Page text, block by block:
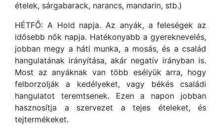
ételek, sárgabarack, narancs, mandarin, stb.)
HÉTFŐ: A Hold napja. Az anyák, a feleségek az
idősebb nők napja. Hatékonyabb a gyereknevelés,
jobban megy a háti munka, a mosás, és a család
hangulatának irányítása, akár negatív irányban is.
Most az anyáknak van több esélyük arra, hogy
felborzolják a kedélyeket, vagy békés családi
hangulatot teremtsenek. Ezen a napon jobban
hasznosítja a szervezet a tejes ételeket, és
tejtermékeket.